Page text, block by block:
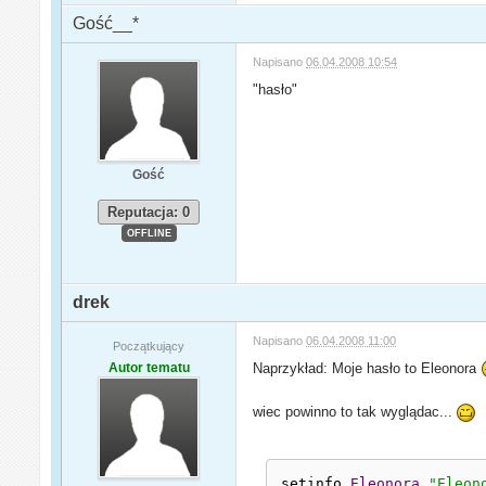
Gość__*
Gość
Reputacja: 0
OFFLINE
Napisano06.04.2008 10:54
"hasło"
drek
Początkujący
Autor tematu
Napisano06.04.2008 11:00
Naprzykład: Moje hasło to Eleonora
wiec powinno to tak wyglądac...